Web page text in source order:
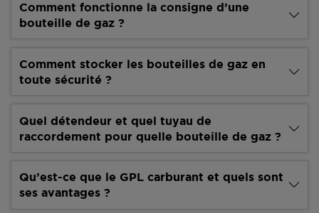
Comment fonctionne la consigne d’une
bouteille de gaz ?
Comment stocker les bouteilles de gaz en
toute sécurité ?
Quel détendeur et quel tuyau de
raccordement pour quelle bouteille de gaz ?
Qu’est-ce que le GPL carburant et quels sont
ses avantages ?